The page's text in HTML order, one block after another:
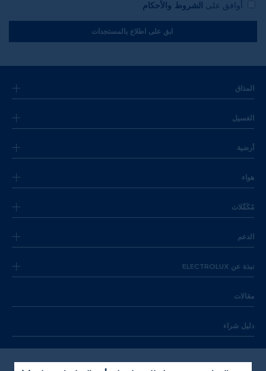
أوافق على الشروط والأحكام
ابق على اطلاع بالمستجدات
المذاق
الغسيل
أرضية
هواء
مُكَمِّلات
الدعم
نبذة عن ELECTROLUX
مقالات
دليل شراء